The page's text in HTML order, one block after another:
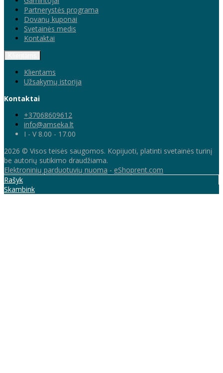
Partnerystės programa
Dovanų kuponai
Svetainės medis
Kontaktai
Klientams
Užsakymų istorija
Kontaktai
+37068609612
info@amseka.lt
I - V 8.00 - 17.00
2026 © Visos teisės saugomos. Kopijuoti, platinti svetainės turinį
be autorių sutikimo draudžiama.
Elektroninių parduotuvių nuoma - eShoprent.com
Rašyk
Skambink